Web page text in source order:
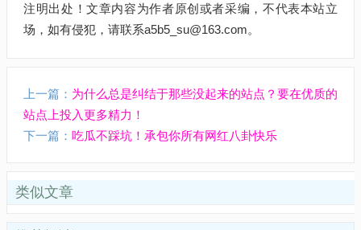
注明出处！文章内容为作者原创或者采编，不代表本站立
场，如有侵犯，请联系a5b5_su@163.com。
上一篇： 为什么总是纠结于那些没起来的站点？要在优质的
站点上投入更多精力！
下一篇： 吃瓜不踩坑！承包你所有网红八卦快乐
类似文章